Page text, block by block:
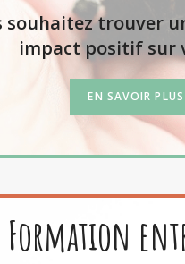
souhaitez trouver
impact positif sur
EN SAVOIR
Formation